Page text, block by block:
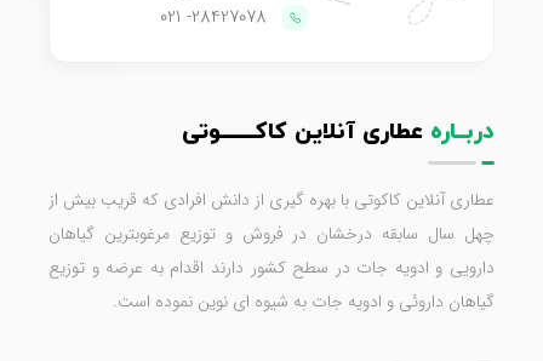
28427078
- 021
دربــاره عطاری آنلاین کاکـــــــوتی
عطاری آنلاین کاکوتی با بهره گیری از دانش افرادی که قریب بیش از
چهل سال سابقه درخشان در فروش و توزیع مرغوبترین گیاهان
دارویی و ادویه جات در سطح کشور دارند اقدام به عرضه و توزیع
گیاهان داروئی و ادویه جات به شیوه ای نوین نموده است.